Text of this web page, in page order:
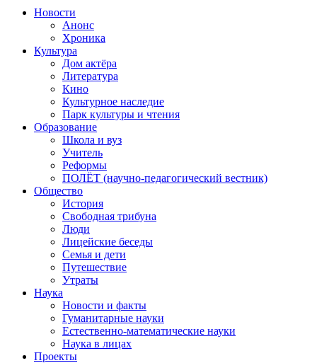
Новости
Анонс
Хроника
Культура
Дом актёра
Литература
Кино
Культурное наследие
Парк культуры и чтения
Образование
Школа и вуз
Учитель
Реформы
ПОЛЁТ (научно-педагогический вестник)
Общество
История
Свободная трибуна
Люди
Лицейские беседы
Семья и дети
Путешествие
Утраты
Наука
Новости и факты
Гуманитарные науки
Естественно-математические науки
Наука в лицах
Проекты